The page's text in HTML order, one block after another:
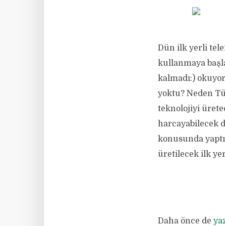
Dün ilk yerli
kullanmaya
kalmadı:)
yoktu? Neden
teknolojiyi
harcayabilecek
konusunda
üretilecek ilk
Daha önce de